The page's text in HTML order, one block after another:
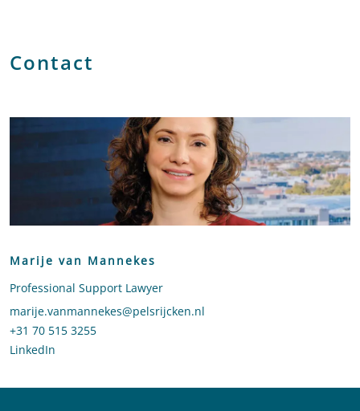
Contact
Marije van Mannekes
Professional Support Lawyer
Stuur een e-mail naar Marije van Mannekes
marije.vanmannekes@pelsrijcken.nl
Bel naar Marije van Mannekes
+31 70 515 3255
LinkedIn